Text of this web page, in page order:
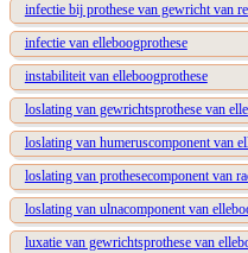
infectie bij prothese van gewricht van
infectie van elleboogprothese
instabiliteit van elleboogprothese
loslating van gewrichtsprothese van
loslating van humeruscomponent van
loslating van prothesecomponent van
loslating van ulnacomponent van
luxatie van gewrichtsprothese van